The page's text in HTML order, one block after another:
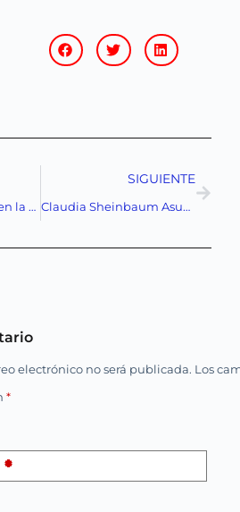
Nuevos Liderazgos en la Legislatura: Morena Reconfigura su Estrategia en San Lázaro y el Senado
SIGUIENTE
Claudia Sheinbaum Asume la Presidencia de México: Un Hito Histórico
electrónico no será publicada. Los
*
*